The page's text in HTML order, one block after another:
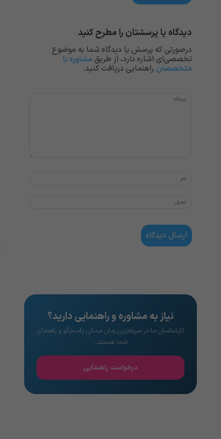
دیدگاه یا پرسشتان را مطرح کنید
درصورتی که پرسش یا دیدگاه شما به موضوع
تخصصی‌ای اشاره دارد، از طریق مشاوره با
متخصصان راهنمایی دریافت کنید.
نیاز به مشاوره و راهنمایی دارید؟
کارشناسان ما در سریعترین زمان ممکن پاسخگو و راهنمای
شما هستند..
درخواست راهنمایی